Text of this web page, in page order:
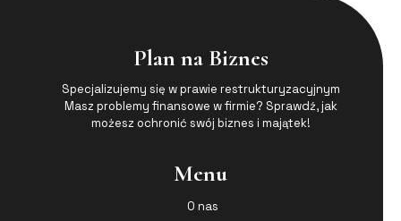
Plan na Biznes
Specjalizujemy się w prawie restrukturyzacyjnym
Masz problemy finansowe w firmie? Sprawdź, jak
możesz ochronić swój biznes i majątek!
Menu
O nas